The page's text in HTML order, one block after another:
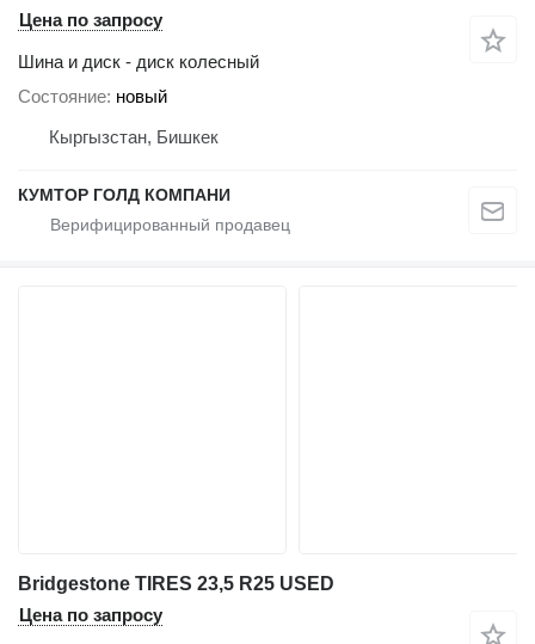
Цена по запросу
Шина и диск - диск колесный
Состояние новый
Кыргызстан, Бишкек
КУМТОР ГОЛД КОМПАНИ
Bridgestone TIRES 23,5 R25 USED
Цена по запросу